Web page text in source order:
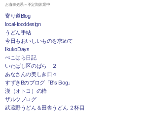
お食事処系～不定期休業中
寄り道Blog
local-fooddesign
うどん手帖
今日もおいしいものを求めて
IkukoDays
ぺこはら日記
いたばし区のばら ２
あなさんの美しき日々
すずきBのブログ「B's Blog」
漢（オトコ）の粋
ザルツブログ
武蔵野うどん＆田舎うどん ２杯目